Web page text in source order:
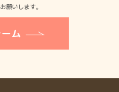
願いします。
ム